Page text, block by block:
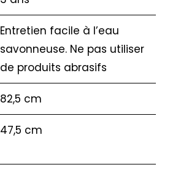
Entretien facile à l’eau
savonneuse. Ne pas utiliser
de produits abrasifs
82,5 cm
47,5 cm